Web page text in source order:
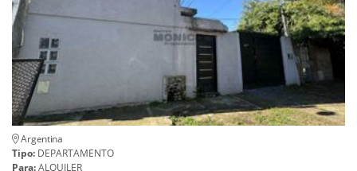
Argentina
Tipo: DEPARTAMENTO
Para:ALQUILER